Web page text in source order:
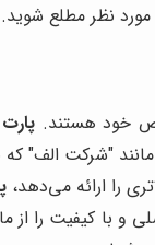
مورد نظر مطلع شوید.
خود هستند.
"شرکت الف" که
را ارائه می‌دهد،
و با کیفیت را